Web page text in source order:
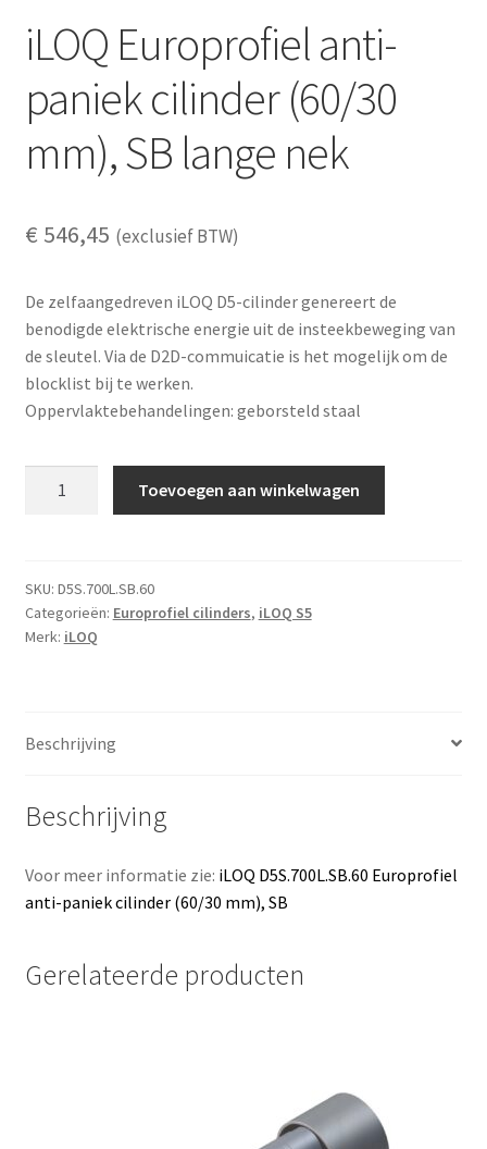
iLOQ Europrofiel anti-
paniek cilinder (60/30
mm), SB lange nek
€ 546,45 (exclusief BTW)
De zelfaangedreven iLOQ D5-cilinder genereert de
benodigde elektrische energie uit de insteekbeweging van
de sleutel. Via de D2D-commuicatie is het mogelijk om de
blocklist bij te werken.
Oppervlaktebehandelingen: geborsteld staal
cilinder
(60/30
mm),
aantal
Toevoegen aan winkelwagen
SKU: D5S.700L.SB.60
Categorieën: Europrofiel cilinders, iLOQ S5
Merk: iLOQ
Beschrijving
Beschrijving
Voor meer informatie zie: iLOQ D5S.700L.SB.60 Europrofiel
anti-paniek cilinder (60/30 mm), SB
Gerelateerde producten